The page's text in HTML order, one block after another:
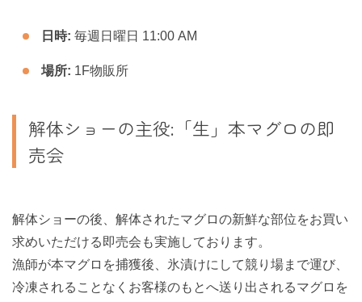
日時: 毎週日曜日 11:00 AM
場所: 1F物販所
解体ショーの主役:「生」本マグロの即
売会
解体ショーの後、解体されたマグロの新鮮な部位をお買い
求めいただける即売会も実施しております。
漁師が本マグロを捕獲後、氷漬けにして競り場まで運び、
冷凍されることなくお客様のもとへ送り出されるマグロを